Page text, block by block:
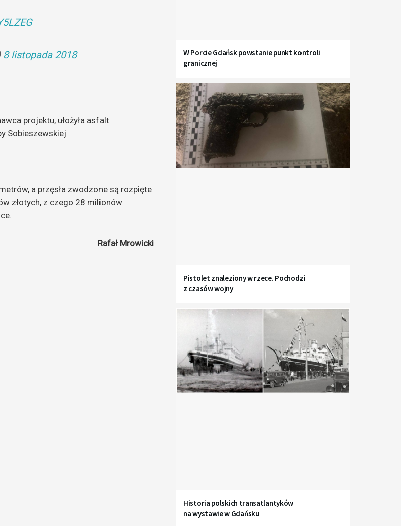
8 listopada 2018
projektu, ułożyła asfalt
Sobieszewskiej
a przęsła zwodzone są rozpięte
złotych, z czego 28 milionów
Rafał Mrowicki
W Porcie Gdańsk powstanie punkt kontroli
granicznej
Pistolet znaleziony w rzece. Pochodzi
z czasów wojny
Historia polskich transatlantyków
na wystawie w Gdańsku